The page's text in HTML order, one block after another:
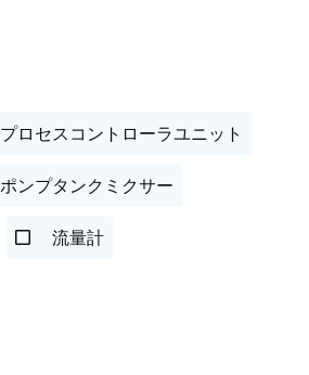
プロセスコントローラユニット
ポンプタンクミクサー
流量計